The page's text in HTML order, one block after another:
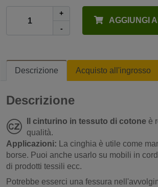
+
-
AGGIUNGI
Descrizione Acquisto all'ingrosso
Descrizione
Il cinturino in tessuto di cotone è
qualità.
Applicazioni: La cinghia è utile come
borse. Puoi anche usarlo su mobili in
di prodotti tessili ecc.
Potrebbe esserci una fessura